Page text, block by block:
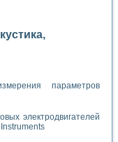
параметров
электродвигателей